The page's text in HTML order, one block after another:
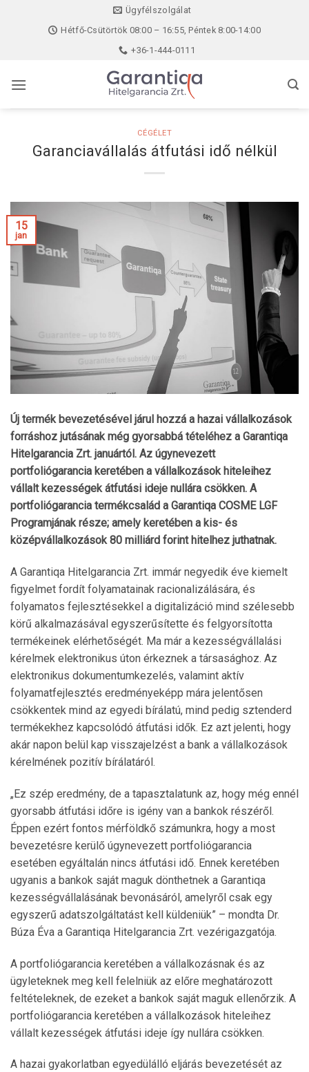
Ügyfélszolgálat
Hétfő-Csütörtök 08:00 – 16:55, Péntek 8:00-14:00
+36-1-444-0111
CÉGÉLET
Garanciavállalás átfutási idő nélkül
15
jan
Új termék bevezetésével járul hozzá a hazai vállalkozások
forráshoz jutásának még gyorsabbá tételéhez a Garantiqa
Hitelgarancia Zrt. januártól. Az úgynevezett
portfoliógarancia keretében a vállalkozások hiteleihez
vállalt kezességek átfutási ideje nullára csökken. A
portfoliógarancia termékcsalád a Garantiqa COSME LGF
Programjának része; amely keretében a kis- és
középvállalkozások 80 milliárd forint hitelhez juthatnak.
A Garantiqa Hitelgarancia Zrt. immár negyedik éve kiemelt
figyelmet fordít folyamatainak racionalizálására, és
folyamatos fejlesztésekkel a digitalizáció mind szélesebb
körű alkalmazásával egyszerűsítette és felgyorsította
termékeinek elérhetőségét. Ma már a kezességvállalási
kérelmek elektronikus úton érkeznek a társasághoz. Az
elektronikus dokumentumkezelés, valamint aktív
folyamatfejlesztés eredményeképp mára jelentősen
csökkentek mind az egyedi bírálatú, mind pedig sztenderd
termékekhez kapcsolódó átfutási idők. Ez azt jelenti, hogy
akár napon belül kap visszajelzést a bank a vállalkozások
kérelmének pozitív bírálatáról.
„Ez szép eredmény, de a tapasztalatunk az, hogy még ennél
gyorsabb átfutási időre is igény van a bankok részéről.
Éppen ezért fontos mérföldkő számunkra, hogy a most
bevezetésre kerülő úgynevezett portfoliógarancia
esetében egyáltalán nincs átfutási idő. Ennek keretében
ugyanis a bankok saját maguk dönthetnek a Garantiqa
kezességvállalásának bevonásáról, amelyről csak egy
egyszerű adatszolgáltatást kell küldeniük” – mondta Dr.
Búza Éva a Garantiqa Hitelgarancia Zrt. vezérigazgatója.
A portfoliógarancia keretében a vállalkozásnak és az
ügyleteknek meg kell felelniük az előre meghatározott
feltételeknek, de ezeket a bankok saját maguk ellenőrzik. A
portfoliógarancia keretében a vállalkozások hiteleihez
vállalt kezességek átfutási ideje így nullára csökken.
A hazai gyakorlatban egyedülálló eljárás bevezetését az